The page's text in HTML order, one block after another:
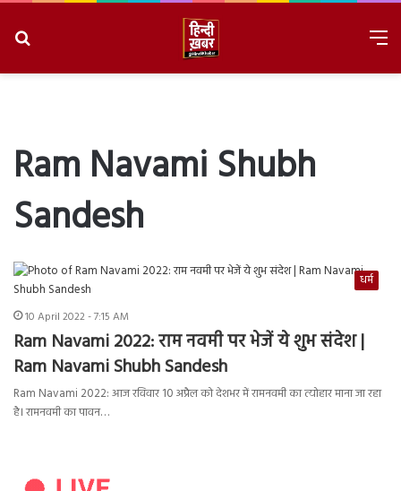
Ram Navami Shubh
Sandesh
धर्म
10 April 2022 - 7:15 AM
Ram Navami 2022: राम नवमी पर भेजें ये शुभ संदेश |
Ram Navami Shubh Sandesh
Ram Navami 2022: आज रविवार 10 अप्रैल को देशभर में रामनवमी का त्योहार माना जा रहा
है। रामनवमी का पावन…